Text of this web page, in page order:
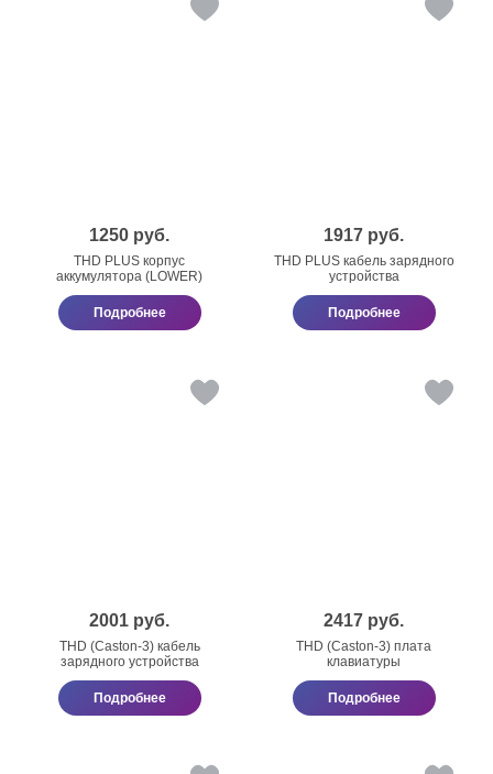
1250 руб.
THD PLUS корпус
аккумулятора (LOWER)
Подробнее
1917 руб.
THD PLUS кабель зарядного
устройства
Подробнее
2001 руб.
THD (Caston-3) кабель
зарядного устройства
Подробнее
2417 руб.
THD (Caston-3) плата
клавиатуры
Подробнее